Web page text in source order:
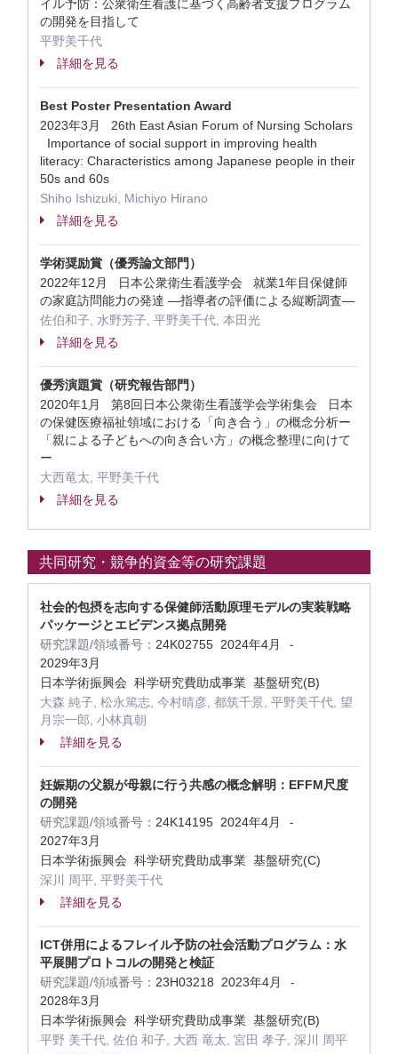
イル予防：公衆衛生看護に基づく高齢者支援プログラム
の開発を目指して
平野美千代
詳細を見る
Best Poster Presentation Award
2023年3月 26th East Asian Forum of Nursing Scholars
Importance of social support in improving health
literacy: Characteristics among Japanese people in their
50s and 60s
Shiho Ishizuki, Michiyo Hirano
詳細を見る
学術奨励賞（優秀論文部門）
2022年12月 日本公衆衛生看護学会 就業1年目保健師
の家庭訪問能力の発達 ―指導者の評価による縦断調査―
佐伯和子, 水野芳子, 平野美千代, 本田光
詳細を見る
優秀演題賞（研究報告部門）
2020年1月 第8回日本公衆衛生看護学会学術集会 日本
の保健医療福祉領域における「向き合う」の概念分析ー
「親による子どもへの向き合い方」の概念整理に向けて
ー
大西竜太, 平野美千代
詳細を見る
共同研究・競争的資金等の研究課題
社会的包摂を志向する保健師活動原理モデルの実装戦略
パッケージとエビデンス拠点開発
研究課題/領域番号： 24K02755 2024年4月 -
2029年3月
日本学術振興会 科学研究費助成事業 基盤研究(B)
大森 純子, 松永篤志, 今村晴彦, 都筑千景, 平野美千代, 望
月宗一郎, 小林真朝
詳細を見る
妊娠期の父親が母親に行う共感の概念解明：EFFM尺度
の開発
研究課題/領域番号： 24K14195 2024年4月 -
2027年3月
日本学術振興会 科学研究費助成事業 基盤研究(C)
深川 周平, 平野美千代
詳細を見る
ICT併用によるフレイル予防の社会活動プログラム：水
平展開プロトコルの開発と検証
研究課題/領域番号： 23H03218 2023年4月 -
2028年3月
日本学術振興会 科学研究費助成事業 基盤研究(B)
平野 美千代, 佐伯 和子, 大西 竜太, 宮田 孝子, 深川 周平